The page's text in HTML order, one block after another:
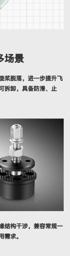
场景
桨脱落，进一步提升飞
拆卸，具备防滑、止
结构干涉，兼容常规一
求。